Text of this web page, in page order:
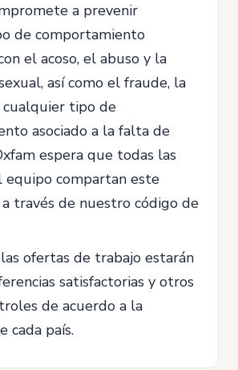
a prevenir
de comportamiento
el acoso, el abuso y la
así como el fraude, la
cualquier tipo de
asociado a la falta de
espera que todas las
equipo compartan este
través de nuestro código de
ofertas de trabajo estarán
satisfactorias y otros
de acuerdo a la
cada país.